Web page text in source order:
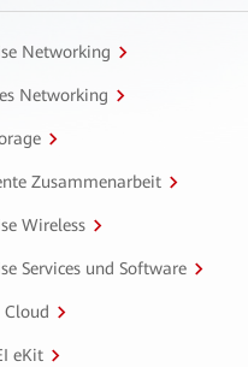
Networking
Networking
Zusammenarbeit
Wireless
Services und Software
eKit